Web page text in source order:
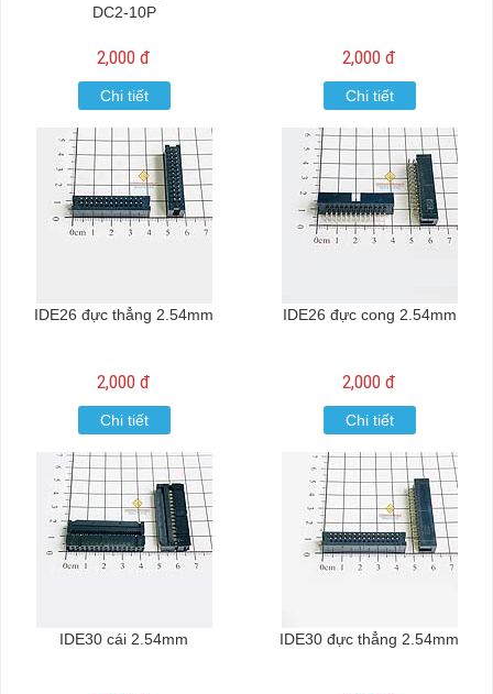
DC2-10P
2,000 đ
Chi tiết
2,000 đ
Chi tiết
IDE26 đực thẳng 2.54mm
2,000 đ
Chi tiết
IDE26 đực cong 2.54mm
2,000 đ
Chi tiết
IDE30 cái 2.54mm IDE30 đực thẳng 2.54mm